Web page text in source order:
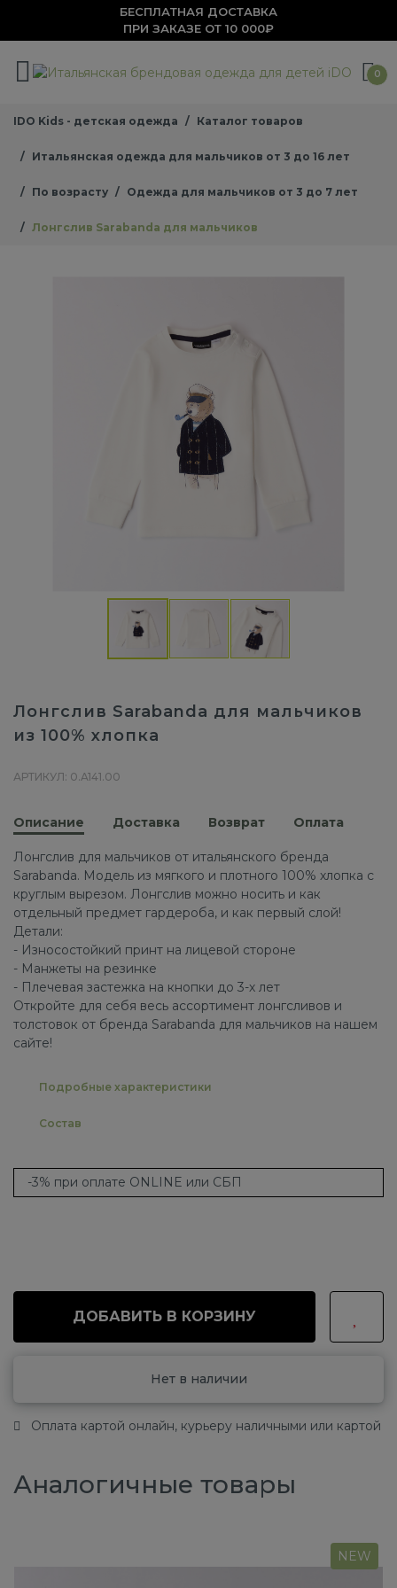
БЕСПЛАТНАЯ ДОСТАВКА
ПРИ ЗАКАЗЕ ОТ 10 000₽
0
IDO Kids - детская одежда Каталог товаров
Итальянская одежда для мальчиков от 3 до 16 лет
По возрасту Одежда для мальчиков от 3 до 7 лет
Лонгслив Sarabanda для мальчиков
Лонгслив Sarabanda для мальчиков
из 100% хлопка
АРТИКУЛ: 0.A141.00
Описание Доставка Возврат Оплата
Лонгслив для мальчиков от итальянского бренда
Sarabanda. Модель из мягкого и плотного 100% хлопка с
круглым вырезом. Лонгслив можно носить и как
отдельный предмет гардероба, и как первый слой!
Детали:
- Износостойкий принт на лицевой стороне
- Манжеты на резинке
- Плечевая застежка на кнопки до 3-х лет
Откройте для себя весь ассортимент лонгсливов и
толстовок от бренда Sarabanda для мальчиков на нашем
сайте!
Подробные характеристики
Состав
-3% при оплате ONLINE или СБП
ДОБАВИТЬ В КОРЗИНУ
Нет в наличии
Оплата картой онлайн, курьеру наличными или картой
Аналогичные товары
NEW